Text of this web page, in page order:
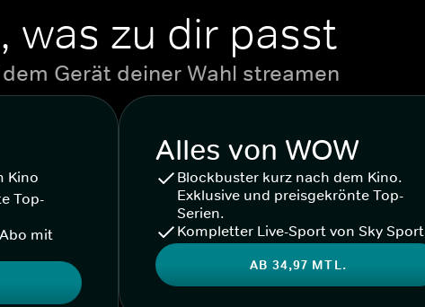
was zu dir passt
Gerät deiner Wahl streamen
Kino
Top-
mit
Alles von WOW
Blockbuster kurz nach dem Kino.
Exklusive und preisgekrönte Top-
Serien.
Kompletter Live-Sport von Sky Sport
AB 34,97 MTL.